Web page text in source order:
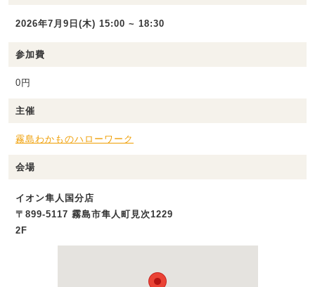
2026年7月9日(木) 15:00 ~ 18:30
参加費
0円
主催
霧島わかものハローワーク
会場
イオン隼人国分店
〒899-5117 霧島市隼人町見次1229
2F